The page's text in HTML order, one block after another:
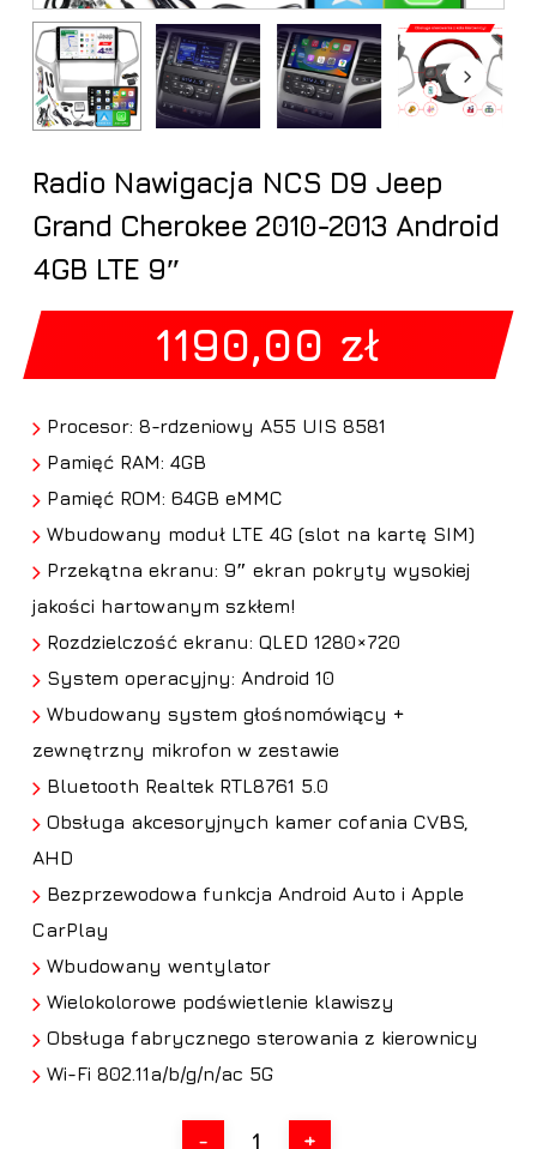
Radio Nawigacja NCS D9 Jeep
Grand Cherokee 2010-2013 Android
4GB LTE 9″
1190,00 zł
Procesor: 8-rdzeniowy A55 UIS 8581
Pamięć RAM: 4GB
Pamięć ROM: 64GB eMMC
Wbudowany moduł LTE 4G (slot na kartę SIM)
Przekątna ekranu: 9″ ekran pokryty wysokiej
jakości hartowanym szkłem!
Rozdzielczość ekranu: QLED 1280×720
System operacyjny: Android 10
Wbudowany system głośnomówiący +
zewnętrzny mikrofon w zestawie
Bluetooth Realtek RTL8761 5.0
Obsługa akcesoryjnych kamer cofania CVBS,
AHD
Bezprzewodowa funkcja Android Auto i Apple
CarPlay
Wbudowany wentylator
Wielokolorowe podświetlenie klawiszy
Obsługa fabrycznego sterowania z kierownicy
Wi-Fi 802.11a/b/g/n/ac 5G